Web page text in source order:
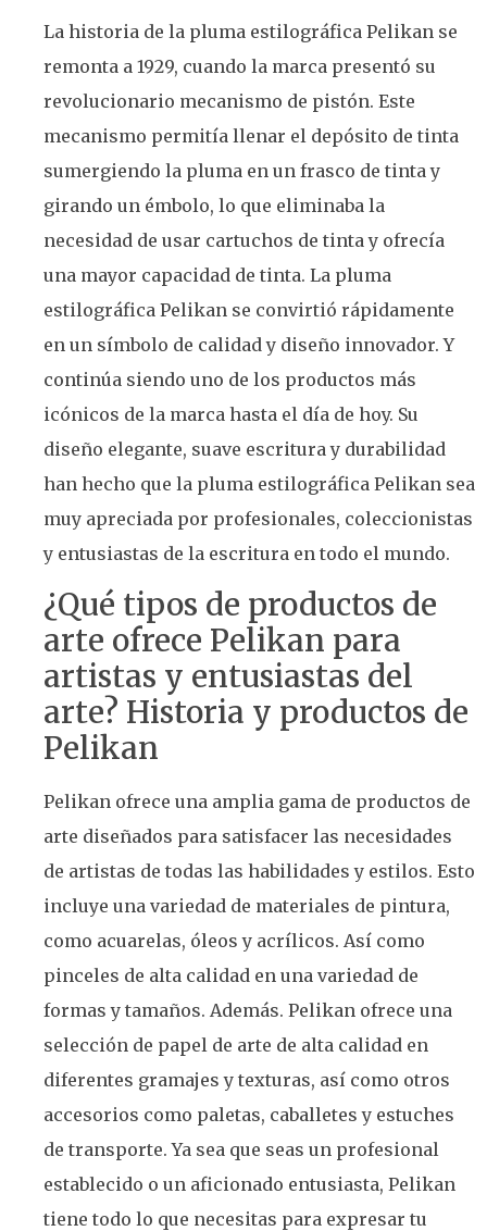
La historia de la pluma estilográfica Pelikan se
remonta a 1929, cuando la marca presentó su
revolucionario mecanismo de pistón. Este
mecanismo permitía llenar el depósito de tinta
sumergiendo la pluma en un frasco de tinta y
girando un émbolo, lo que eliminaba la
necesidad de usar cartuchos de tinta y ofrecía
una mayor capacidad de tinta. La pluma
estilográfica Pelikan se convirtió rápidamente
en un símbolo de calidad y diseño innovador. Y
continúa siendo uno de los productos más
icónicos de la marca hasta el día de hoy. Su
diseño elegante, suave escritura y durabilidad
han hecho que la pluma estilográfica Pelikan sea
muy apreciada por profesionales, coleccionistas
y entusiastas de la escritura en todo el mundo.
¿Qué tipos de productos de
arte ofrece Pelikan para
artistas y entusiastas del
arte? Historia y productos de
Pelikan
Pelikan ofrece una amplia gama de productos de
arte diseñados para satisfacer las necesidades
de artistas de todas las habilidades y estilos. Esto
incluye una variedad de materiales de pintura,
como acuarelas, óleos y acrílicos. Así como
pinceles de alta calidad en una variedad de
formas y tamaños. Además. Pelikan ofrece una
selección de papel de arte de alta calidad en
diferentes gramajes y texturas, así como otros
accesorios como paletas, caballetes y estuches
de transporte. Ya sea que seas un profesional
establecido o un aficionado entusiasta, Pelikan
tiene todo lo que necesitas para expresar tu